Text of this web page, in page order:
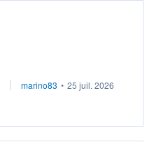
marino83 • 25 juil. 2026